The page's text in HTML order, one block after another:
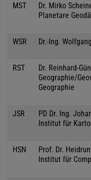
MST
Dr. Mirko
Planetare
WSR Dr.-Ing.
RST
Dr. Reinhard-
Geographie/
Geographie
JSR
PD Dr. Ing.
Institut für
HSN
Prof. Dr.
Institut für